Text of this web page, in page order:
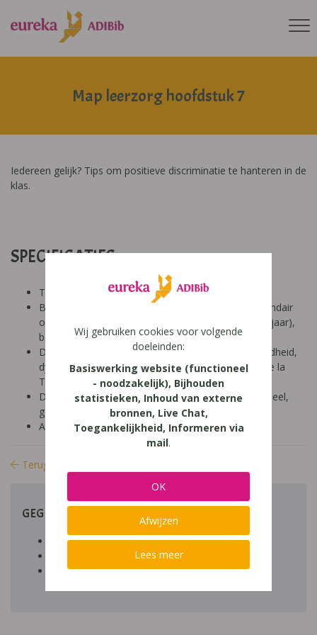
Map leerzorg hoofdstuk 7
Iedereen gelijk? Tips om positieve discriminatie te hanteren in de
klas.
SPECIFICATIES:
Tool: van ons
Besproken Leeftijd: basisonderwijs (6-9 jaar), secundair
onderwijs (12-14 jaar), secundair onderwijs (14-18 jaar),
basisonderwijs (9-12 jaar)
Diagnose: ADHD, ADD, autisme/ASS, hoogbegaafdheid,
dyscalculie, dyslexie, dyspraxie/DCD, NLD, Gilles de la
Tourette, dysfasie, leerproblemen
Domein: organisatie klas en school, socio-emotioneel,
gedrag
Aard: theoretischpraktisch
Terug naar bibliotheek
GEGEVENS
Auteur artikel:
Datum toegevoegd:
Download:bestand
Wij gebruiken cookies voor volgende
doeleinden:
Basiswerking website (functioneel
- noodzakelijk), Bijhouden
statistieken, Inhoud van externe
bronnen, Live Chat,
Toegankelijkheid, Informeren via
mail.
OK
Afwijzen
Lees meer